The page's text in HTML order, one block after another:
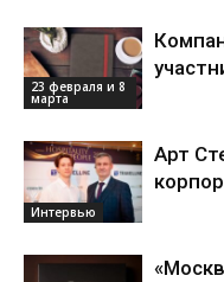
23 февраля и 8
марта
Интервью
Арт